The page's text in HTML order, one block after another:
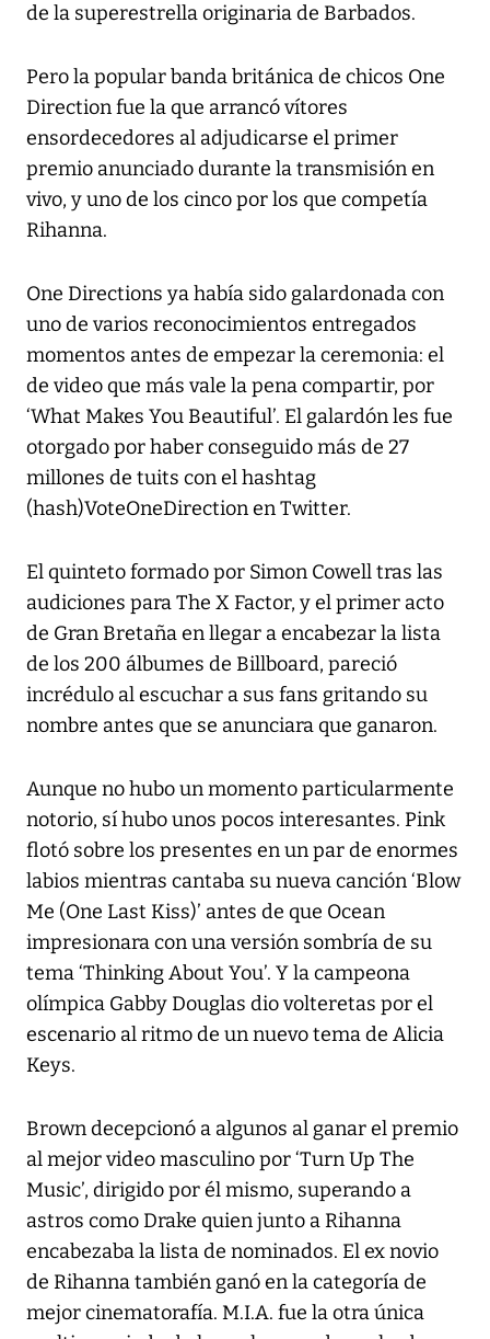
de la superestrella originaria de Barbados.
Pero la popular banda británica de chicos One
Direction fue la que arrancó vítores
ensordecedores al adjudicarse el primer
premio anunciado durante la transmisión en
vivo, y uno de los cinco por los que competía
Rihanna.
One Directions ya había sido galardonada con
uno de varios reconocimientos entregados
momentos antes de empezar la ceremonia: el
de video que más vale la pena compartir, por
‘What Makes You Beautiful’. El galardón les fue
otorgado por haber conseguido más de 27
millones de tuits con el hashtag
(hash)VoteOneDirection en Twitter.
El quinteto formado por Simon Cowell tras las
audiciones para The X Factor, y el primer acto
de Gran Bretaña en llegar a encabezar la lista
de los 200 álbumes de Billboard, pareció
incrédulo al escuchar a sus fans gritando su
nombre antes que se anunciara que ganaron.
Aunque no hubo un momento particularmente
notorio, sí hubo unos pocos interesantes. Pink
flotó sobre los presentes en un par de enormes
labios mientras cantaba su nueva canción ‘Blow
Me (One Last Kiss)’ antes de que Ocean
impresionara con una versión sombría de su
tema ‘Thinking About You’. Y la campeona
olímpica Gabby Douglas dio volteretas por el
escenario al ritmo de un nuevo tema de Alicia
Keys.
Brown decepcionó a algunos al ganar el premio
al mejor video masculino por ‘Turn Up The
Music’, dirigido por él mismo, superando a
astros como Drake quien junto a Rihanna
encabezaba la lista de nominados. El ex novio
de Rihanna también ganó en la categoría de
mejor cinematorafía. M.I.A. fue la otra única